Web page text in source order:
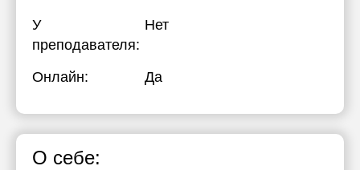
У
преподавателя:
Нет
Онлайн: Да
О себе: